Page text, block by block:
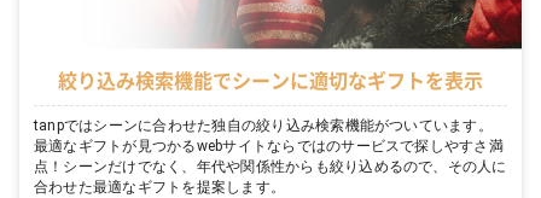
絞り込み検索機能でシーンに適切なギフトを表示
tanpではシーンに合わせた独自の絞り込み検索機能がついています。
最適なギフトが見つかるwebサイトならではのサービスで探しやすさ満
点！シーンだけでなく、年代や関係性からも絞り込めるので、その人に
合わせた最適なギフトを提案します。